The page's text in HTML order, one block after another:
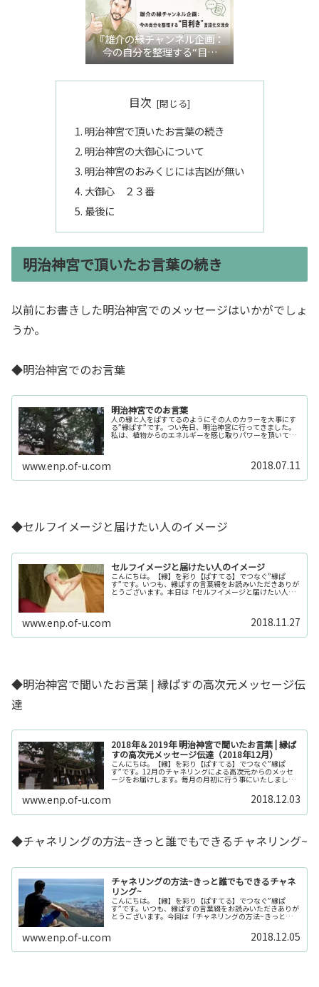
『雄介の縁チャンネル企画：
今の自分を整理する“目利
き”言語化交流会』
目次
明治神宮で頂いたお言葉の続き
明治神宮の大御心について
明治神宮のおみくじには吉凶が無い
大御心 ２３番
最後に
明治神宮で頂いたお言葉の続き
以前にお書きした明治神宮でのメッセージはいかがでしょ
うか。
◆明治神宮でのお言葉
明治神宮でのお言葉
人の縁と人をぱすてるのようにその人のカラーを大事にす
る”縁ぱす”です。つい先日、明治神宮に行ってきました。
私は、植物からのエネルギーを感じ取りパワーを頂いてい
www.enp.of-u.com 2018.07.11
◆セルフイメージと届けたい人のイメージ
セルフイメージと届けたい人のイメージ
こんにちは。【縁】を彩り【ぱすてる】でつなぐ”縁ぱ
す”です。いつも、縁ぱすの言葉綴をお読みいただきありが
とうございます。本日は「セルフイメージと届けたい人の
www.enp.of-u.com 2018.11.27
◆明治神宮で聞いたお言葉 | 縁ぱすの高次元メッセージ伝
達
2018年＆2019年 明治神宮で聞いたお言葉 | 縁ぱ
すの高次元メッセージ伝達（2018年12月）
こんにちは。【縁】を彩り【ぱすてる】でつなぐ”縁ぱ
す”です。12月のチャネリングによる高次元からのメッセ
ージをお届けします。毎月の月初に行う事にいたしまし
た、セルフチャネリングの際の高次元からのメッセージ共
www.enp.of-u.com 2018.12.03
◆チャネリングの方法~きっと誰でもできるチャネリング~
チャネリングの方法~きっと誰でもできるチャネ
リング~
こんにちは。【縁】を彩り【ぱすてる】でつなぐ”縁ぱ
す”です。いつも、縁ぱすの言葉綴をお読みいただきありが
とうございます。今回は「チャネリングの方法~きっと誰で
www.enp.of-u.com 2018.12.05